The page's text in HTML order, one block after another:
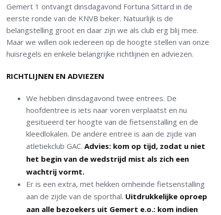
Gemert 1 ontvangt dinsdagavond Fortuna Sittard in de
eerste ronde van de KNVB beker. Natuurlijk is de
belangstelling groot en daar zijn we als club erg blij mee.
Maar we willen ook iedereen op de hoogte stellen van onze
huisregels en enkele belangrijke richtlijnen en adviezen.
RICHTLIJNEN EN ADVIEZEN
We hebben dinsdagavond twee entrees. De
hoofdentree is iets naar voren verplaatst en nu
gesitueerd ter hoogte van de fietsenstalling en de
kleedlokalen. De andere entree is aan de zijde van
atletiekclub GAC.Advies: kom op tijd, zodat u niet
het begin van de wedstrijd mist als zich een
wachtrij vormt.
Er is een extra, met hekken omheinde fietsenstalling
aan de zijde van de sporthal. Uitdrukkelijke oproep
aan alle bezoekers uit Gemert e.o.: kom indien